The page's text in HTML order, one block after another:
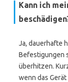
Kann ich
Ja, dauerhafte
Befestigungen
überhitzen.
wenn das